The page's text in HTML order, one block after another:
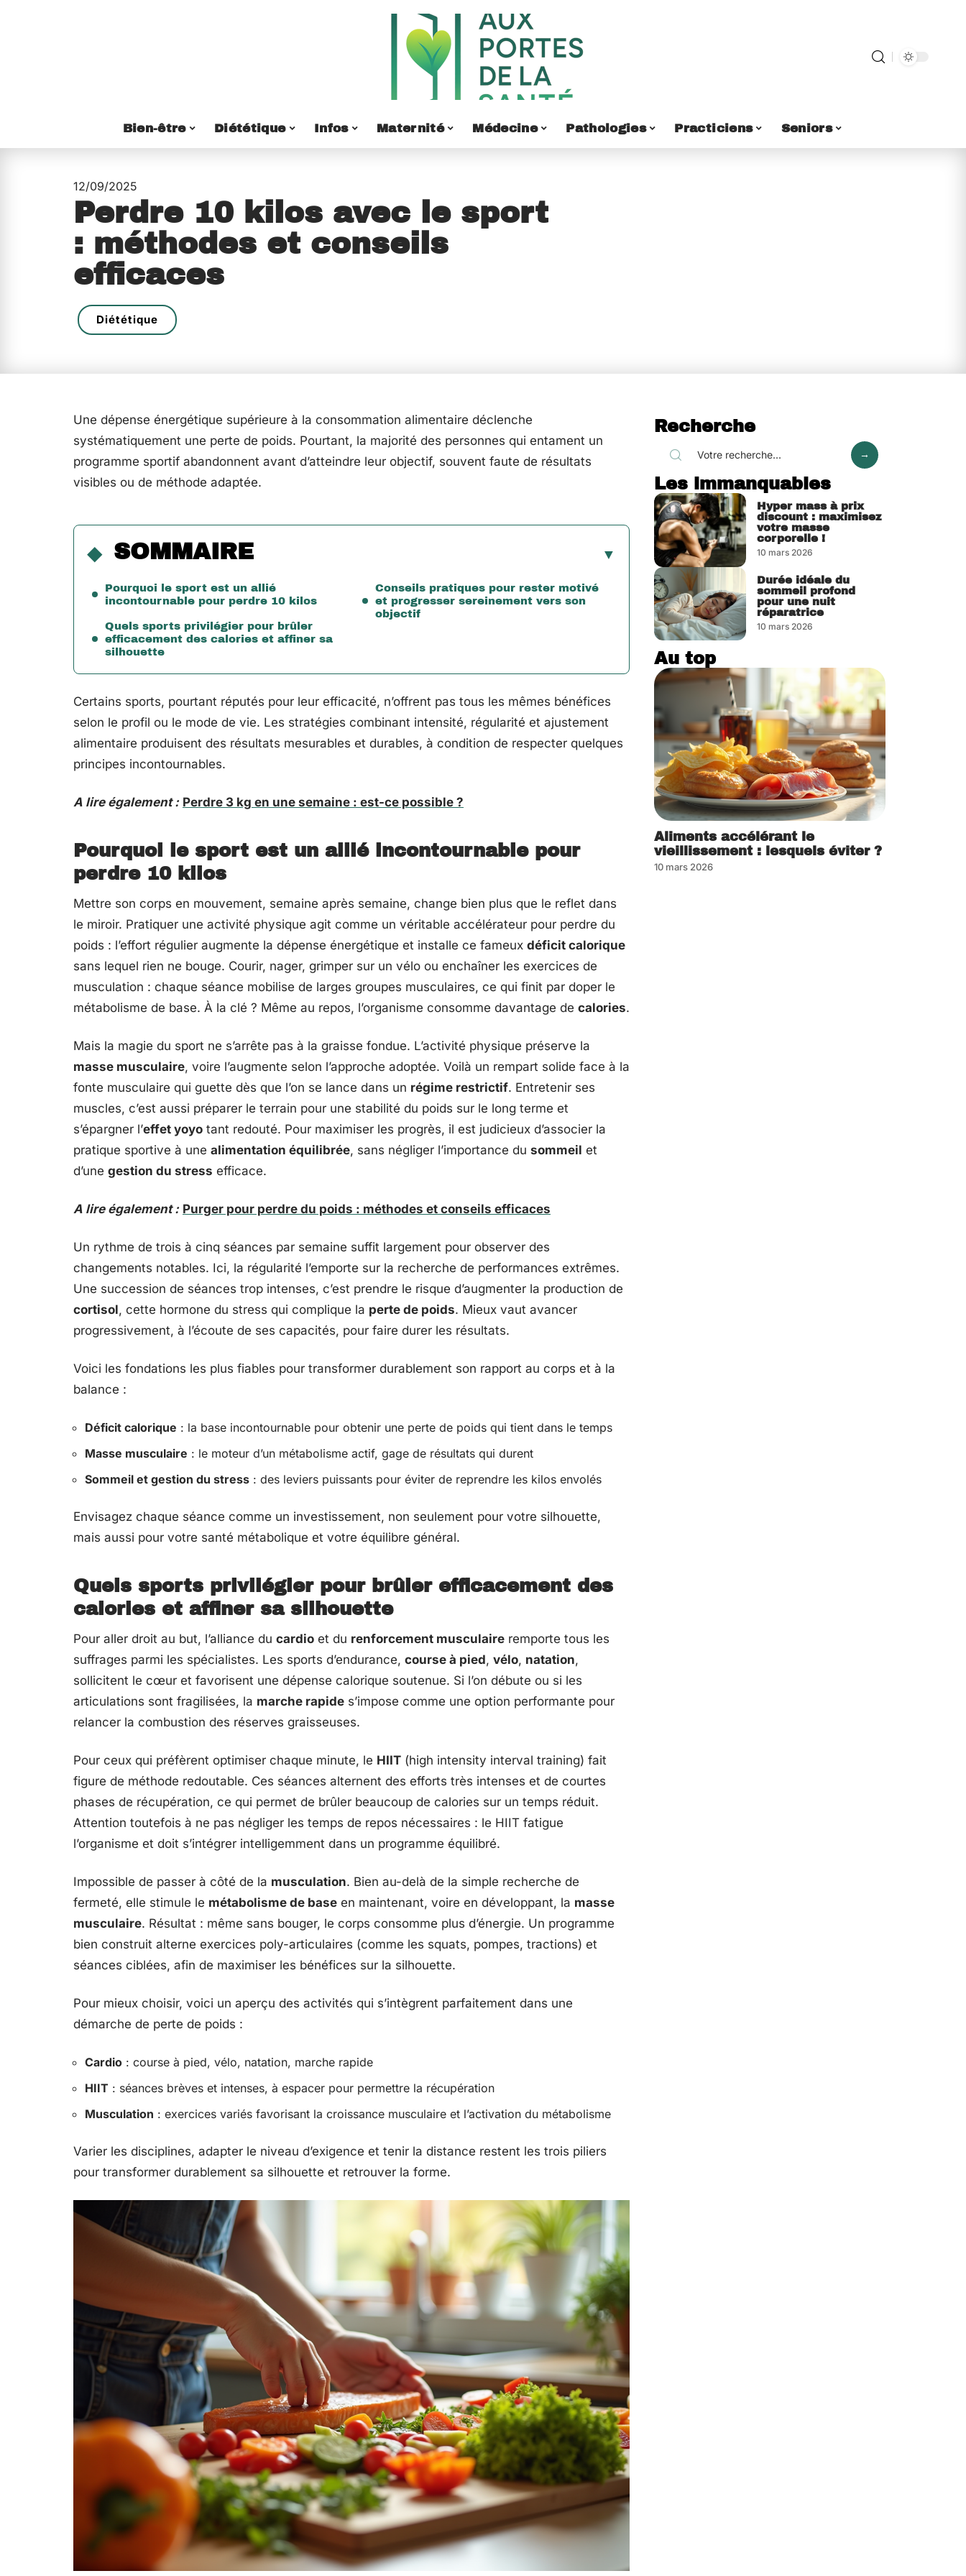
Bien-être Diététique Infos Maternité Médecine Pathologies Practiciens Seniors
12/09/2025
Perdre 10 kilos avec le sport
: méthodes et conseils
efficaces
Diététique
Une dépense énergétique supérieure à la consommation alimentaire déclenche
systématiquement une perte de poids. Pourtant, la majorité des personnes qui entament un
programme sportif abandonnent avant d’atteindre leur objectif, souvent faute de résultats
visibles ou de méthode adaptée.
SOMMAIRE
Pourquoi le sport est un allié
incontournable pour perdre 10 kilos
Quels sports privilégier pour brûler
efficacement des calories et affiner sa
silhouette
Conseils pratiques pour rester motivé
et progresser sereinement vers son
objectif
Certains sports, pourtant réputés pour leur efficacité, n’offrent pas tous les mêmes bénéfices
selon le profil ou le mode de vie. Les stratégies combinant intensité, régularité et ajustement
alimentaire produisent des résultats mesurables et durables, à condition de respecter quelques
principes incontournables.
A lire également : Perdre 3 kg en une semaine : est-ce possible ?
Pourquoi le sport est un allié incontournable pour
perdre 10 kilos
Mettre son corps en mouvement, semaine après semaine, change bien plus que le reflet dans
le miroir. Pratiquer une activité physique agit comme un véritable accélérateur pour perdre du
poids : l’effort régulier augmente la dépense énergétique et installe ce fameux déficit calorique
sans lequel rien ne bouge. Courir, nager, grimper sur un vélo ou enchaîner les exercices de
musculation : chaque séance mobilise de larges groupes musculaires, ce qui finit par doper le
métabolisme de base. À la clé ? Même au repos, l’organisme consomme davantage de calories.
Mais la magie du sport ne s’arrête pas à la graisse fondue. L’activité physique préserve la
masse musculaire, voire l’augmente selon l’approche adoptée. Voilà un rempart solide face à la
fonte musculaire qui guette dès que l’on se lance dans un régime restrictif. Entretenir ses
muscles, c’est aussi préparer le terrain pour une stabilité du poids sur le long terme et
s’épargner l’effet yoyo tant redouté. Pour maximiser les progrès, il est judicieux d’associer la
pratique sportive à une alimentation équilibrée, sans négliger l’importance du sommeil et
d’une gestion du stress efficace.
A lire également : Purger pour perdre du poids : méthodes et conseils efficaces
Un rythme de trois à cinq séances par semaine suffit largement pour observer des
changements notables. Ici, la régularité l’emporte sur la recherche de performances extrêmes.
Une succession de séances trop intenses, c’est prendre le risque d’augmenter la production de
cortisol, cette hormone du stress qui complique la perte de poids. Mieux vaut avancer
progressivement, à l’écoute de ses capacités, pour faire durer les résultats.
Voici les fondations les plus fiables pour transformer durablement son rapport au corps et à la
balance :
Déficit calorique : la base incontournable pour obtenir une perte de poids qui tient dans le temps
Masse musculaire : le moteur d’un métabolisme actif, gage de résultats qui durent
Sommeil et gestion du stress : des leviers puissants pour éviter de reprendre les kilos envolés
Envisagez chaque séance comme un investissement, non seulement pour votre silhouette,
mais aussi pour votre santé métabolique et votre équilibre général.
Quels sports privilégier pour brûler efficacement des
calories et affiner sa silhouette
Pour aller droit au but, l’alliance du cardio et du renforcement musculaire remporte tous les
suffrages parmi les spécialistes. Les sports d’endurance, course à pied, vélo, natation,
sollicitent le cœur et favorisent une dépense calorique soutenue. Si l’on débute ou si les
articulations sont fragilisées, la marche rapide s’impose comme une option performante pour
relancer la combustion des réserves graisseuses.
Pour ceux qui préfèrent optimiser chaque minute, le HIIT (high intensity interval training) fait
figure de méthode redoutable. Ces séances alternent des efforts très intenses et de courtes
phases de récupération, ce qui permet de brûler beaucoup de calories sur un temps réduit.
Attention toutefois à ne pas négliger les temps de repos nécessaires : le HIIT fatigue
l’organisme et doit s’intégrer intelligemment dans un programme équilibré.
Impossible de passer à côté de la musculation. Bien au-delà de la simple recherche de
fermeté, elle stimule le métabolisme de base en maintenant, voire en développant, la masse
musculaire. Résultat : même sans bouger, le corps consomme plus d’énergie. Un programme
bien construit alterne exercices poly-articulaires (comme les squats, pompes, tractions) et
séances ciblées, afin de maximiser les bénéfices sur la silhouette.
Pour mieux choisir, voici un aperçu des activités qui s’intègrent parfaitement dans une
démarche de perte de poids :
Cardio : course à pied, vélo, natation, marche rapide
HIIT : séances brèves et intenses, à espacer pour permettre la récupération
Musculation : exercices variés favorisant la croissance musculaire et l’activation du métabolisme
Varier les disciplines, adapter le niveau d’exigence et tenir la distance restent les trois piliers
pour transformer durablement sa silhouette et retrouver la forme.
Recherche
Les immanquables
Hyper mass à prix
discount : maximisez
votre masse
corporelle !
10 mars 2026
Durée idéale du
sommeil profond
pour une nuit
réparatrice
10 mars 2026
Au top
Aliments accélérant le
vieillissement : lesquels éviter ?
10 mars 2026